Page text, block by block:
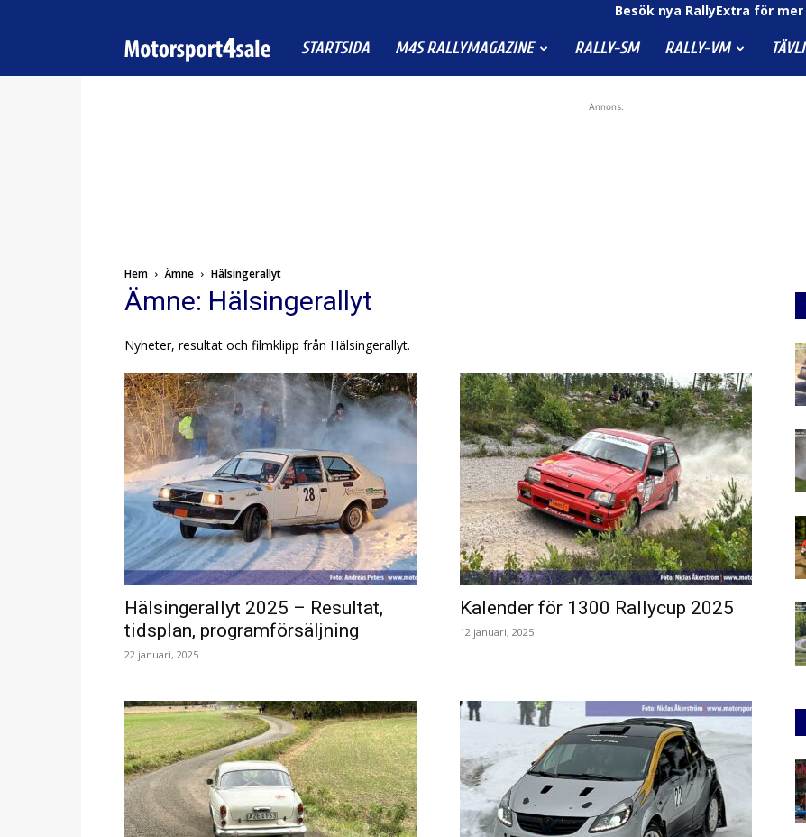
Besök nya RallyExtra för
Motorsport4sale
STARTSIDA M4S RALLYMAGAZINE RALLY-SM RALLY-VM
Annons:
Hem Ämne Hälsingerallyt
Ämne: Hälsingerallyt
Nyheter, resultat och filmklipp från Hälsingerallyt.
Hälsingerallyt 2025 – Resultat,
tidsplan, programförsäljning
22 januari, 2025
Kalender för 1300 Rallycup 2025
12 januari, 2025